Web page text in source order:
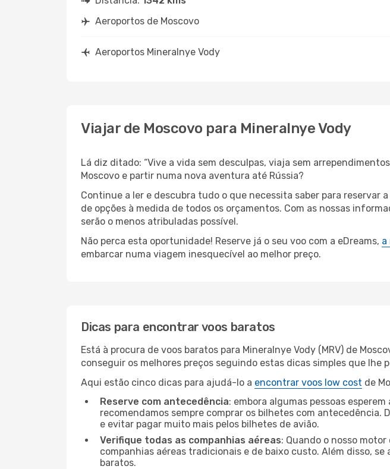
Aeroportos de Moscovo
Aeroportos Mineralnye Vody
Viajar de Moscovo para Mineralnye Vody
Lá diz ditado: “Vive a vida sem desculpas, viaja sem
Moscovo e partir numa nova aventura até Rússia?
Continue a ler e descubra tudo o que necessita saber para reservar
de opções à medida de todos os orçamentos. Com as nossas
serão o menos atribuladas possível.
Não perca esta oportunidade! Reserve já o seu voo com a eDreams, a
embarcar numa viagem inesquecível ao melhor preço.
Dicas para encontrar voos baratos
Está à procura de voos baratos para Mineralnye Vody (MRV) de
conseguir os melhores preços seguindo estas dicas simples que
Aqui estão cinco dicas para ajudá-lo a encontrar voos low cost de
Reserve com antecedência: embora algumas pessoas
recomendamos sempre comprar os bilhetes com
e evitar pagar muito mais pelos bilhetes de avião.
Verifique todas as companhias aéreas: Quando o nosso
companhias aéreas tradicionais e de baixo custo. Além disso,
baratos.